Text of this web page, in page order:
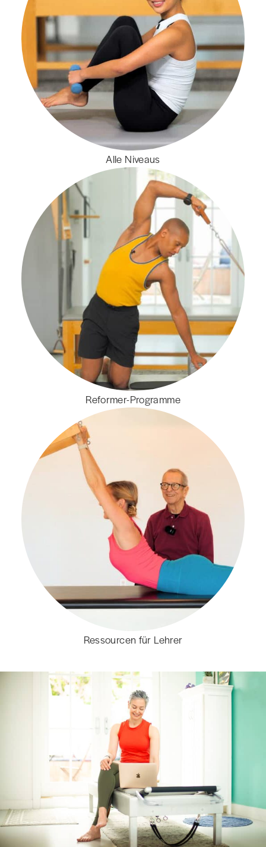
Alle Niveaus
Reformer-Programme
Ressourcen für Lehrer